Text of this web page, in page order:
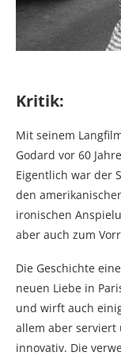
Kritik:
Mit seinem
Godard vor 60
Eigentlich war der
den
ironischen
aber auch zum
Die Geschichte
neuen Liebe in
und wirft auch
allem aber serviert
innovativ. Die